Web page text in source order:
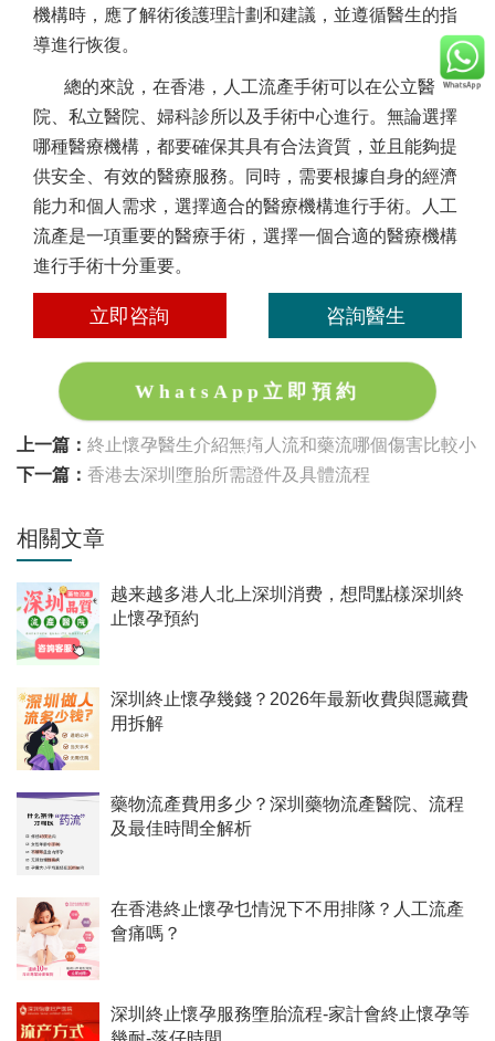
機構時，應了解術後護理計劃和建議，並遵循醫生的指
導進行恢復。
總的來說，在香港，人工流產手術可以在公立醫
院、私立醫院、婦科診所以及手術中心進行。無論選擇
哪種醫療機構，都要確保其具有合法資質，並且能夠提
供安全、有效的醫療服務。同時，需要根據自身的經濟
能力和個人需求，選擇適合的醫療機構進行手術。人工
流產是一項重要的醫療手術，選擇一個合適的醫療機構
進行手術十分重要。
立即咨詢 咨詢醫生
WhatsApp立即預約
上一篇： 終止懷孕醫生介紹無痛人流和藥流哪個傷害比較小
下一篇： 香港去深圳墮胎所需證件及具體流程
相關文章
越来越多港人北上深圳消费，想問點樣深圳終
止懷孕預約
深圳終止懷孕幾錢？2026年最新收費與隱藏費
用拆解
藥物流產費用多少？深圳藥物流產醫院、流程
及最佳時間全解析
在香港終止懷孕乜情況下不用排隊？人工流產
會痛嗎？
深圳終止懷孕服務墮胎流程-家計會終止懷孕等